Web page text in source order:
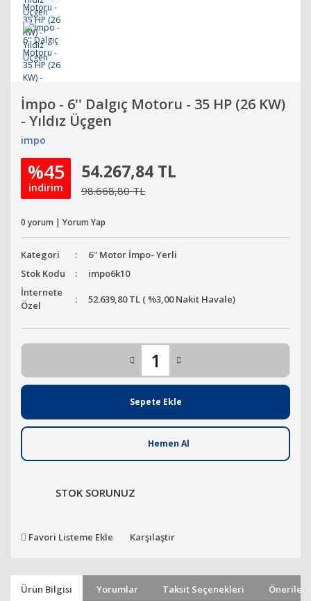
İmpo - 6'' Dalgıç Motoru - 35 HP (26 KW)
- Yıldız Üçgen
impo
%45
indirim
54.267,84 TL
98.668,80 TL
0 yorum | Yorum Yap
Kategori
6'' Motor İmpo- Yerli
Stok Kodu
impo6k10
İnternete
Özel
52.639,80 TL ( %3,00 Nakit Havale)
Sepete Ekle
Hemen Al
STOK SORUNUZ
Favori Listeme Ekle Karşılaştır
Ürün Bilgisi Yorumlar Taksit Seçenekleri